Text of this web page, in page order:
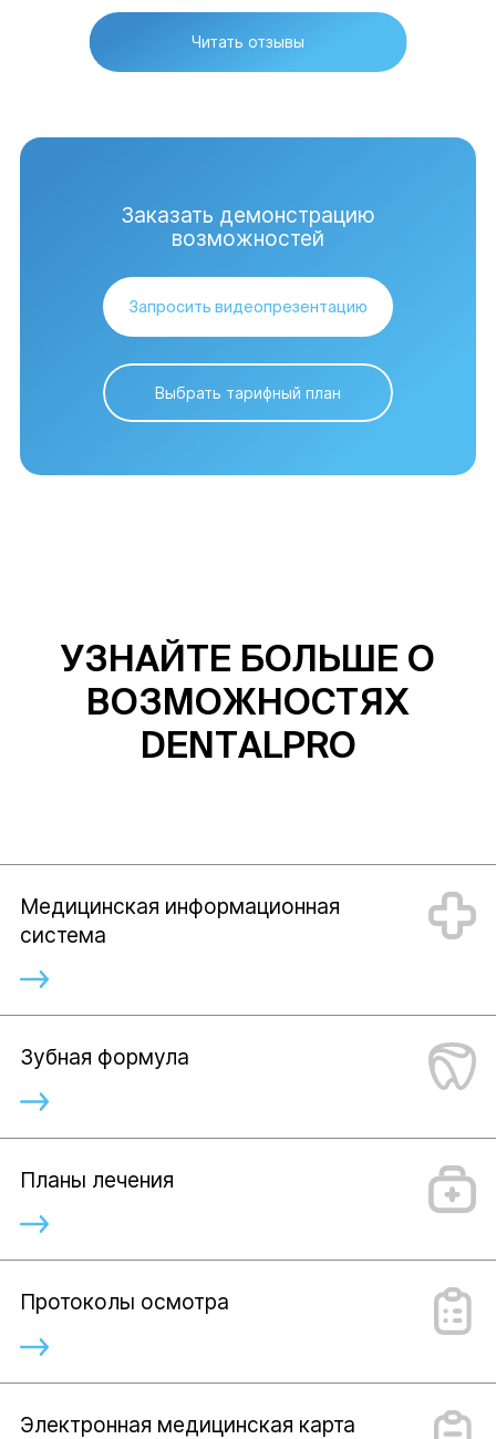
Читать отзывы
Заказать демонстрацию
возможностей
Запросить видеопрезентацию
Выбрать тарифный план
УЗНАЙТЕ БОЛЬШЕ О
ВОЗМОЖНОСТЯХ
DENTALPRO
Медицинская информационная
система
Зубная формула
Планы лечения
Протоколы осмотра
Электронная медицинская карта